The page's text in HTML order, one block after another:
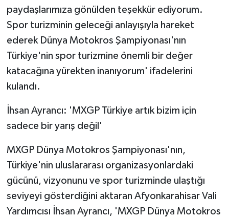
paydaşlarımıza gönülden teşekkür ediyorum.
Spor turizminin geleceği anlayışıyla hareket
ederek Dünya Motokros Şampiyonası'nın
Türkiye'nin spor turizmine önemli bir değer
katacağına yürekten inanıyorum' ifadelerini
kulandı.
İhsan Ayrancı: 'MXGP Türkiye artık bizim için
sadece bir yarış değil'
MXGP Dünya Motokros Şampiyonası'nın,
Türkiye'nin uluslararası organizasyonlardaki
gücünü, vizyonunu ve spor turizminde ulaştığı
seviyeyi gösterdiğini aktaran Afyonkarahisar Vali
Yardımcısı İhsan Ayrancı, 'MXGP Dünya Motokros